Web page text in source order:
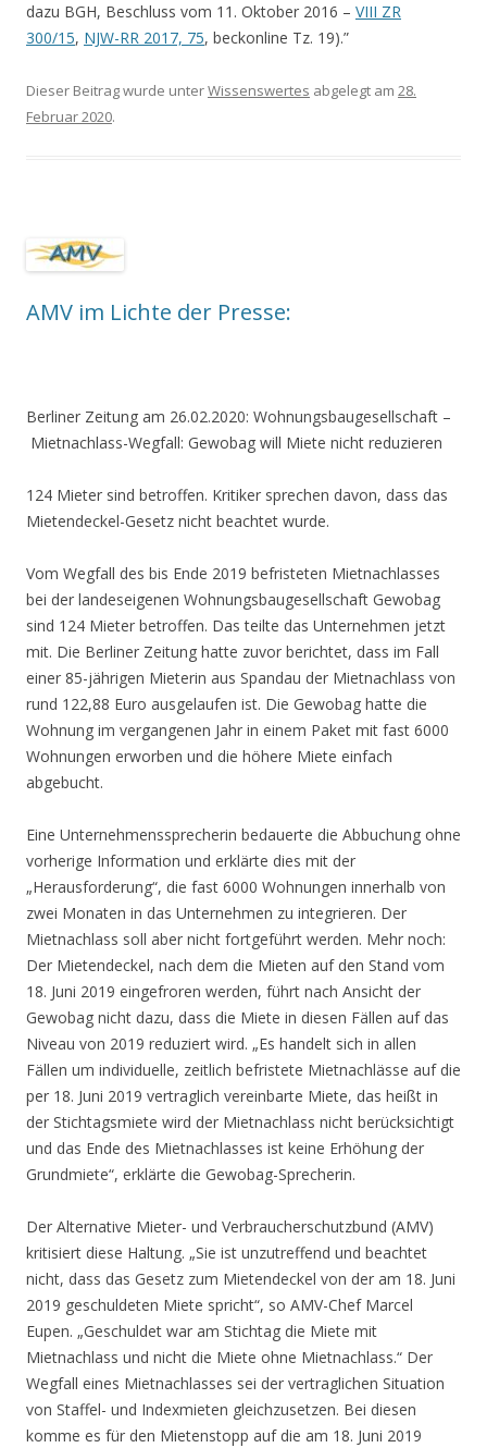
dazu BGH, Beschluss vom 11. Oktober 2016 – VIII ZR
300/15, NJW-RR 2017, 75, beckonline Tz. 19).”
Dieser Beitrag wurde unterWissenswertes abgelegt am 28.
Februar 2020.
AMV im Lichte der Presse:
Berliner Zeitung am 26.02.2020: Wohnungsbaugesellschaft –
Mietnachlass-Wegfall: Gewobag will Miete nicht reduzieren
124 Mieter sind betroffen. Kritiker sprechen davon, dass das
Mietendeckel-Gesetz nicht beachtet wurde.
Vom Wegfall des bis Ende 2019 befristeten Mietnachlasses
bei der landeseigenen Wohnungsbaugesellschaft Gewobag
sind 124 Mieter betroffen. Das teilte das Unternehmen jetzt
mit. Die Berliner Zeitung hatte zuvor berichtet, dass im Fall
einer 85-jährigen Mieterin aus Spandau der Mietnachlass von
rund 122,88 Euro ausgelaufen ist. Die Gewobag hatte die
Wohnung im vergangenen Jahr in einem Paket mit fast 6000
Wohnungen erworben und die höhere Miete einfach
abgebucht.
Eine Unternehmenssprecherin bedauerte die Abbuchung ohne
vorherige Information und erklärte dies mit der
„Herausforderung“, die fast 6000 Wohnungen innerhalb von
zwei Monaten in das Unternehmen zu integrieren. Der
Mietnachlass soll aber nicht fortgeführt werden. Mehr noch:
Der Mietendeckel, nach dem die Mieten auf den Stand vom
18. Juni 2019 eingefroren werden, führt nach Ansicht der
Gewobag nicht dazu, dass die Miete in diesen Fällen auf das
Niveau von 2019 reduziert wird. „Es handelt sich in allen
Fällen um individuelle, zeitlich befristete Mietnachlässe auf die
per 18. Juni 2019 vertraglich vereinbarte Miete, das heißt in
der Stichtagsmiete wird der Mietnachlass nicht berücksichtigt
und das Ende des Mietnachlasses ist keine Erhöhung der
Grundmiete“, erklärte die Gewobag-Sprecherin.
Der Alternative Mieter- und Verbraucherschutzbund (AMV)
kritisiert diese Haltung. „Sie ist unzutreffend und beachtet
nicht, dass das Gesetz zum Mietendeckel von der am 18. Juni
2019 geschuldeten Miete spricht“, so AMV-Chef Marcel
Eupen. „Geschuldet war am Stichtag die Miete mit
Mietnachlass und nicht die Miete ohne Mietnachlass.“ Der
Wegfall eines Mietnachlasses sei der vertraglichen Situation
von Staffel- und Indexmieten gleichzusetzen. Bei diesen
komme es für den Mietenstopp auf die am 18. Juni 2019